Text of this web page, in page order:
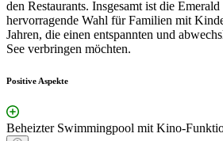
den Restaurants. Insgesamt ist die
hervorragende Wahl für Familien mit
Jahren, die einen entspannten und
See verbringen möchten.
Positive Aspekte
Beheizter Swimmingpool mit Kino-